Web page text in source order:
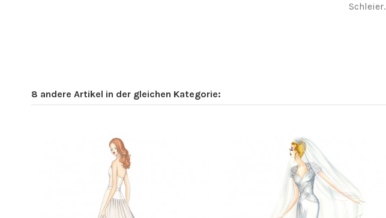
Schleier.
8 andere Artikel in der gleichen Kategorie: